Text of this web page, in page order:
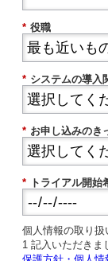
* 役職
* システムの導入
* お申し込みのき
* トライアル開始
個人情報の取り扱
1 記入いただきま